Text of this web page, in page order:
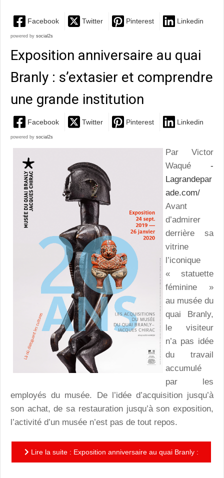
Facebook Twitter Pinterest Linkedin
powered by social2s
Exposition anniversaire au quai
Branly : s’extasier et comprendre
une grande institution
Facebook Twitter Pinterest Linkedin
powered by social2s
Par Victor
Waqué -
Lagrandepar
ade.com/
Avant
d’admirer
derrière sa
vitrine
l’iconique
« statuette
féminine »
au musée du
quai Branly,
le visiteur
n’a pas idée
du travail
accumulé
par les
employés du musée. De l’idée d’acquisition jusqu’à
son achat, de sa restauration jusqu’à son exposition,
l’activité d’un musée n’est pas de tout repos.
Lire la suite : Exposition anniversaire au quai Branly :